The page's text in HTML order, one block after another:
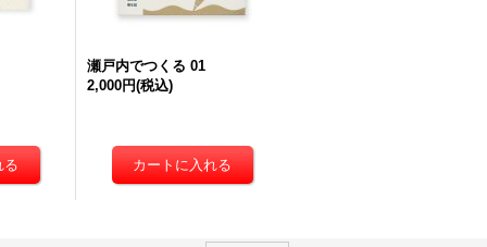
瀬戸内でつくる 01
2,000円(税込)